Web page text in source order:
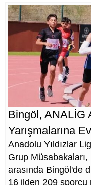
Bingöl, ANALİG
Yarışmalarına
Anadolu Yıldızlar
Grup
arasında Bingöl'de
16 ilden 209